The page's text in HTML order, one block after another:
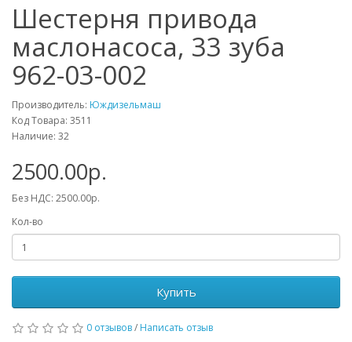
Шестерня привода
маслонасоса, 33 зуба
962-03-002
Производитель: Юждизельмаш
Код Товара: 3511
Наличие: 32
2500.00р.
Без НДС: 2500.00р.
Кол-во
Купить
0 отзывов/ Написать отзыв